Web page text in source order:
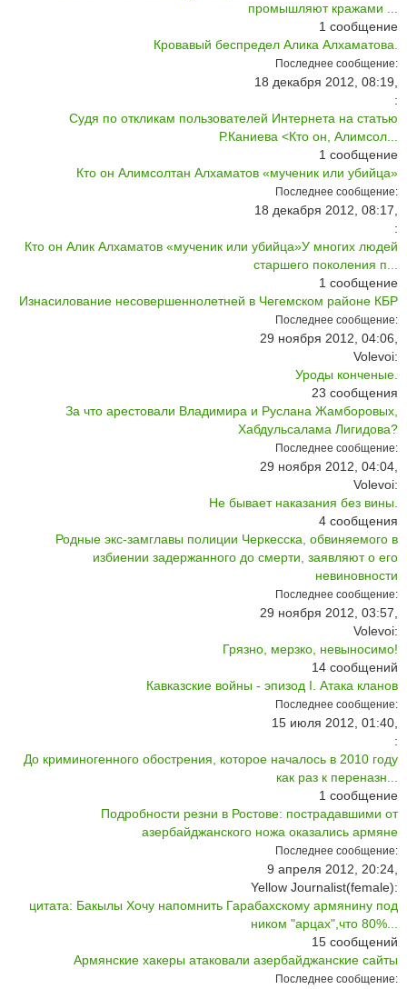
промышляют кражами ...
1 сообщение
Кровавый беспредел Алика Алхаматова.
Последнее сообщение:
18 декабря 2012, 08:19,
:
Судя по откликам пользователей Интернета на статью
Р.Каниева <Кто он, Алимсол...
1 сообщение
Кто он Алимсолтан Алхаматов «мученик или убийца»
Последнее сообщение:
18 декабря 2012, 08:17,
:
Кто он Алик Алхаматов «мученик или убийца»У многих людей
старшего поколения п...
1 сообщение
Изнасилование несовершеннолетней в Чегемском районе КБР
Последнее сообщение:
29 ноября 2012, 04:06,
Volevoi:
Уроды конченые.
23 сообщения
За что арестовали Владимира и Руслана Жамборовых,
Хабдульсалама Лигидова?
Последнее сообщение:
29 ноября 2012, 04:04,
Volevoi:
Не бывает наказания без вины.
4 сообщения
Родные экс-замглавы полиции Черкесска, обвиняемого в
избиении задержанного до смерти, заявляют о его
невиновности
Последнее сообщение:
29 ноября 2012, 03:57,
Volevoi:
Грязно, мерзко, невыносимо!
14 сообщений
Кавказские войны - эпизод I. Атака кланов
Последнее сообщение:
15 июля 2012, 01:40,
:
До криминогенного обострения, которое началось в 2010 году
как раз к переназн...
1 сообщение
Подробности резни в Ростове: пострадавшими от
азербайджанского ножа оказались армяне
Последнее сообщение:
9 апреля 2012, 20:24,
Yellow Journalist(female):
цитата: Бакылы Хочу напомнить Гарабахскому армянину под
ником "арцах",что 80%...
15 сообщений
Армянские хакеры атаковали азербайджанские сайты
Последнее сообщение: